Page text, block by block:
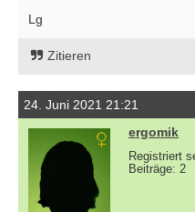
Lg
Zitieren
24. Juni 2021 21:21
ergomik
Registriert
Beiträge: 2